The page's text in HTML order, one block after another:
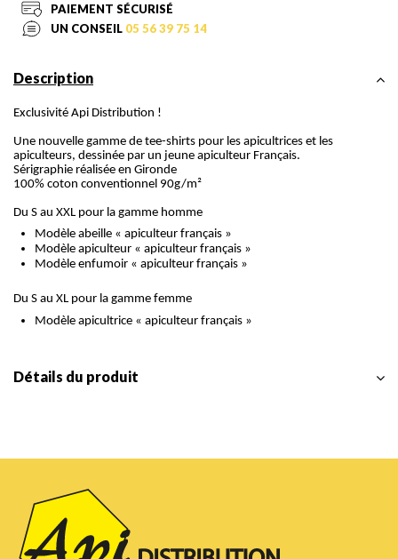
PAIEMENT SÉCURISÉ
UN CONSEIL 05 56 39 75 14
Description
Exclusivité Api Distribution !
Une nouvelle gamme de tee-shirts pour les apicultrices et les
apiculteurs, dessinée par un jeune apiculteur Français.
Sérigraphie réalisée en Gironde
100% coton conventionnel 90g/m²
Du S au XXL pour la gamme homme
Modèle abeille « apiculteur français »
Modèle apiculteur « apiculteur français »
Modèle enfumoir « apiculteur français »
Du S au XL pour la gamme femme
Modèle apicultrice « apiculteur français »
Détails du produit